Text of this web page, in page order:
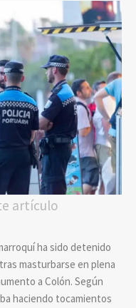
artículo
ha sido detenido
masturbarse en plena
a Colón. Según
haciendo tocamientos